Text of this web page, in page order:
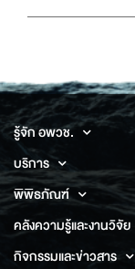
รู้จัก อพวช.
บริการ
พิพิธภัณฑ์
คลังความรู้และงานวิจัย
กิจกรรมและข่าวสาร